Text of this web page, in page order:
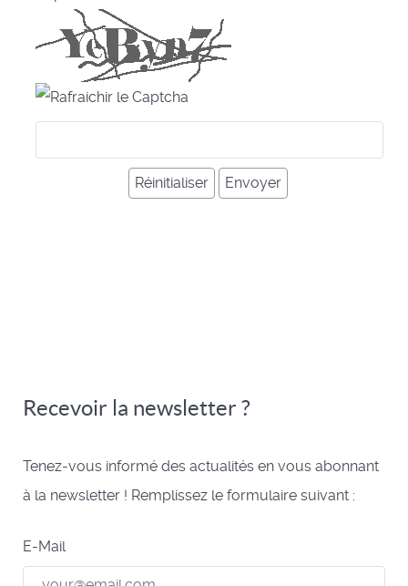
Recevoir la newsletter ?
Tenez-vous informé des actualités en vous abonnant
à la newsletter ! Remplissez le formulaire suivant :
E-Mail